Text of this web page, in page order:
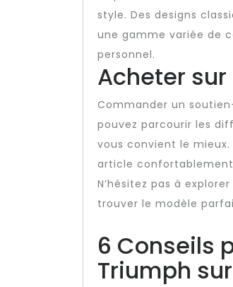
style. Des designs
une gamme variée de
personnel.
Acheter sur
Commander un
pouvez parcourir les
vous convient le mieux.
article
N’hésitez pas à
trouver le modèle
6 Conseils
Triumph